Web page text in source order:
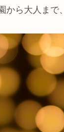
から大人まで